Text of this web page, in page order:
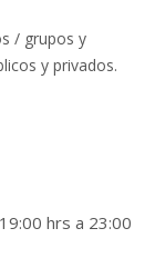
/ grupos y
y privados.
hrs a 23:00